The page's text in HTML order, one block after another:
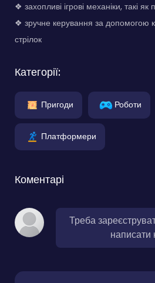
❖ захопливі ігрові механіки, такі
❖ зручне керування за допомогою
стрілок
Категорії:
Пригоди Роботи
Платформери
Коментарі
Треба
написати